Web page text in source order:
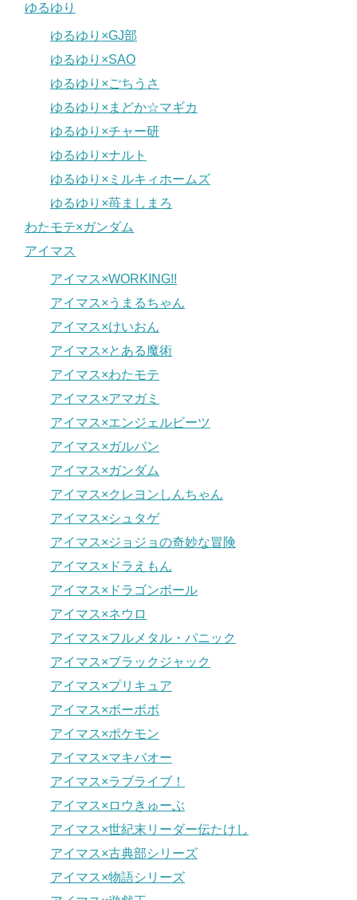
ゆるゆり
ゆるゆり×GJ部
ゆるゆり×SAO
ゆるゆり×ごちうさ
ゆるゆり×まどか☆マギカ
ゆるゆり×チャー研
ゆるゆり×ナルト
ゆるゆり×ミルキィホームズ
ゆるゆり×苺ましまろ
わたモテ×ガンダム
アイマス
アイマス×WORKING!!
アイマス×うまるちゃん
アイマス×けいおん
アイマス×とある魔術
アイマス×わたモテ
アイマス×アマガミ
アイマス×エンジェルビーツ
アイマス×ガルパン
アイマス×ガンダム
アイマス×クレヨンしんちゃん
アイマス×シュタゲ
アイマス×ジョジョの奇妙な冒険
アイマス×ドラえもん
アイマス×ドラゴンボール
アイマス×ネウロ
アイマス×フルメタル・パニック
アイマス×ブラックジャック
アイマス×プリキュア
アイマス×ボーボボ
アイマス×ポケモン
アイマス×マキバオー
アイマス×ラブライブ！
アイマス×ロウきゅーぶ
アイマス×世紀末リーダー伝たけし
アイマス×古典部シリーズ
アイマス×物語シリーズ